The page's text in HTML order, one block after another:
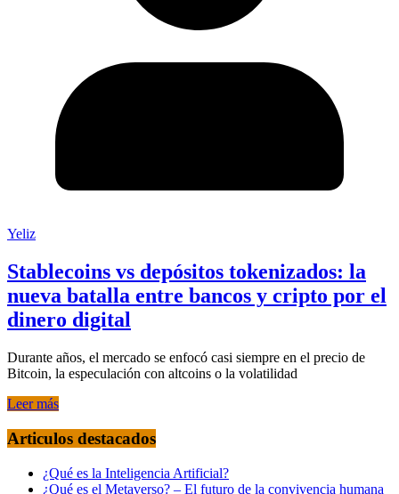
Yeliz
Stablecoins vs depósitos tokenizados: la
nueva batalla entre bancos y cripto por el
dinero digital
Durante años, el mercado se enfocó casi siempre en el precio de
Bitcoin, la especulación con altcoins o la volatilidad
Leer más
Articulos destacados
¿Qué es la Inteligencia Artificial?
¿Qué es el Metaverso? – El futuro de la convivencia humana